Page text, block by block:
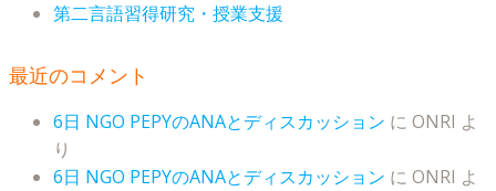
第二言語習得研究・授業支援
最近のコメント
6日 NGO PEPYのANAとディスカッション に ONRI よ
り
6日 NGO PEPYのANAとディスカッション に ONRI よ